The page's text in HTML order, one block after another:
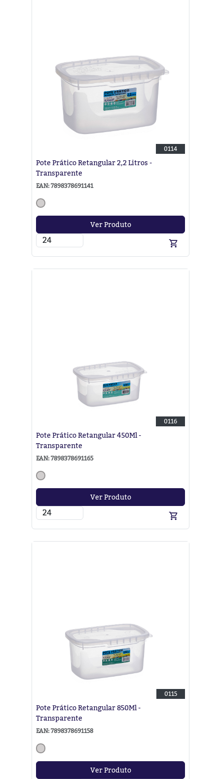
0114
Pote Prático Retangular 2,2 Litros -
Transparente
EAN: 7898378691141
Ver Produto
0116
Pote Prático Retangular 450Ml -
Transparente
EAN: 7898378691165
Ver Produto
0115
Pote Prático Retangular 850Ml -
Transparente
EAN: 7898378691158
Ver Produto